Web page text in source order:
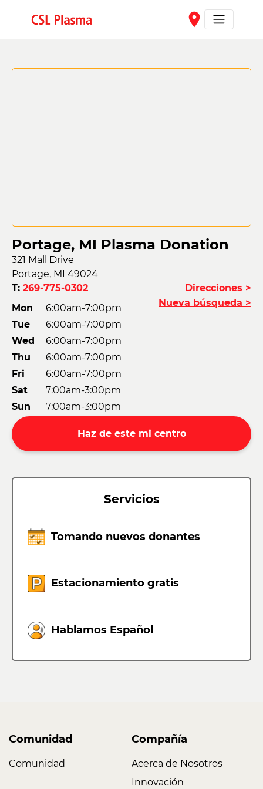
place
Portage, MI Plasma Donation
321 Mall Drive
Portage, MI 49024
T: 269-775-0302
Mon
6:00am-7:00pm
Tue
6:00am-7:00pm
Wed
6:00am-7:00pm
Thu
6:00am-7:00pm
Fri
6:00am-7:00pm
Sat
7:00am-3:00pm
Sun
7:00am-3:00pm
Direcciones >
Nueva búsqueda >
Haz de este mi centro
Servicios
Tomando nuevos donantes
Estacionamiento gratis
Hablamos Español
Comunidad
Comunidad
Compañía
Acerca de Nosotros
Innovación